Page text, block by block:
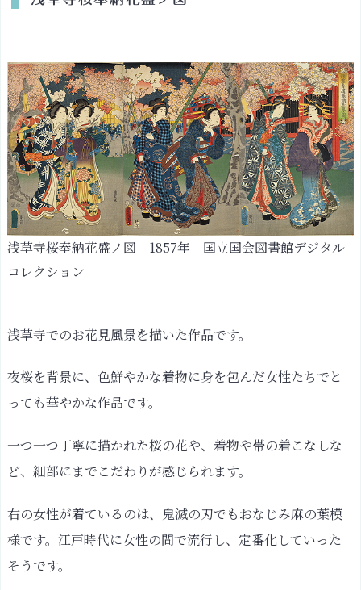
浅草寺桜奉納花盛ノ図 1857年 国立国会図書館デジタル
コレクション
浅草寺でのお花見風景を描いた作品です。
夜桜を背景に、色鮮やかな着物に身を包んだ女性たちでと
っても華やかな作品です。
一つ一つ丁寧に描かれた桜の花や、着物や帯の着こなしな
ど、細部にまでこだわりが感じられます。
右の女性が着ているのは、鬼滅の刃でもおなじみ麻の葉模
様です。江戸時代に女性の間で流行し、定番化していった
そうです。